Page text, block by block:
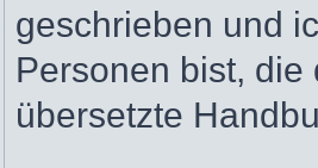
geschrieben und
Personen bist,
übersetzte